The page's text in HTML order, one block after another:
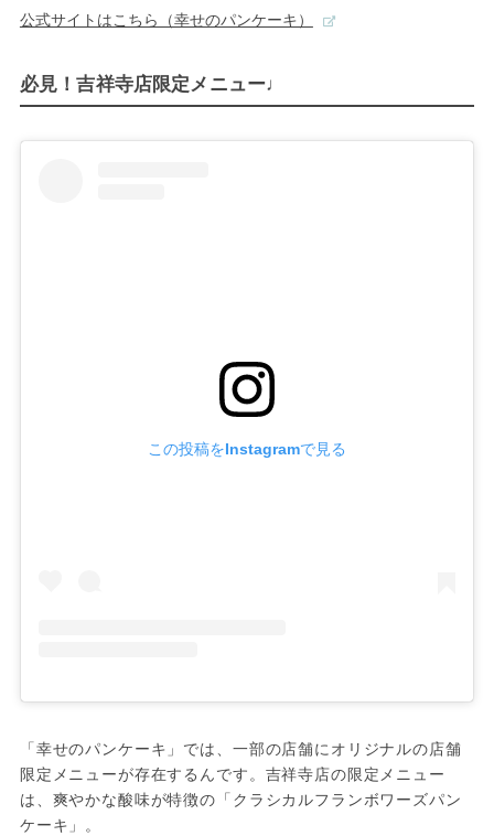
公式サイトはこちら（幸せのパンケーキ）
必見！吉祥寺店限定メニュー♩
この投稿をInstagramで見る
「幸せのパンケーキ」では、一部の店舗にオリジナルの店舗
限定メニューが存在するんです。吉祥寺店の限定メニュー
は、爽やかな酸味が特徴の「クラシカルフランボワーズパン
ケーキ」。